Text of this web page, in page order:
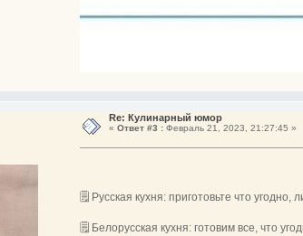
Re: Кулинарный юмор
« Ответ #3 :Февраль 21, 2023, 21:27:45 »
🗒 Русская кухня: приготовьте что угодно,
🗒 Белорусская кухня: готовим все, что